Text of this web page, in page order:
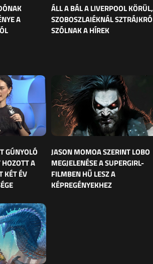
A
ÁLL A BÁL A LIVERPOOL KÖRÜL,
SZOBOSZLAIÉKNÁL
SZÓLNAK A HÍREK
GÚNYOLÓ
A
KÉT ÉV
JASON MOMOA SZERINT LOBO
MEGJELENÉSE A SUPERGIRL-
FILMBEN HŰ LESZ A
KÉPREGÉNYEKHEZ